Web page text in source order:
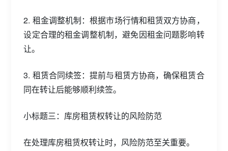
2. 租金调整机制：根据市场行情和租赁双方协商，
设定合理的租金调整机制，避免因租金问题影响转
让。
3. 租赁合同续签：提前与租赁方协商，确保租赁合
同在转让后能够顺利续签。
小标题三：库房租赁权转让的风险防范
在处理库房租赁权转让时，风险防范至关重要。